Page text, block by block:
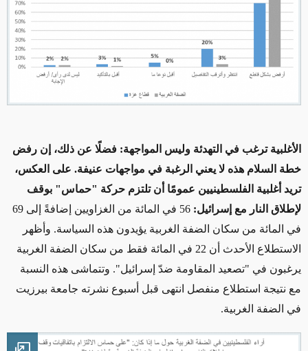
الأغلبية ترغب في التهدئة وليس المواجهة: فضلًا عن ذلك، إن رفض
خطة السلام هذه لا يعني الرغبة في مواجهات عنيفة. على العكس،
تريد أغلبية الفلسطينيين عمومًا أن تلتزم حركة "حماس" بوقف
لإطلاق النار مع إسرائيل:
56 في المائة من الغزاويين إضافةً إلى 69
في المائة من سكان الضفة الغربية يؤيدون هذه السياسة. وأظهر
الاستطلاع الأحدث أن 22 في المائة فقط من سكان الضفة الغربية
يرغبون في "تصعيد المقاومة ضدّ إسرائيل". وتتماشى هذه النسبة
مع نتيجة استطلاع منفصل انتهى قبل أسبوع نشرته جامعة بيرزيت
في الضفة الغربية.